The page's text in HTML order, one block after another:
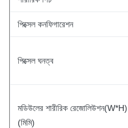
পিক্সেল কনফিগারেশন
পিক্সেল ঘনত্ব
মডিউলের শারীরিক রেজোলিউশন(W*H)
(মিমি)